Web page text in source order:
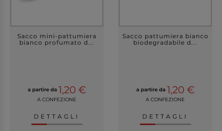
Sacco mini-pattumiera
bianco profumato d...
a partire da 1,20 €
A CONFEZIONE
DETTAGLI
Sacco pattumiera bianco
biodegradabile d...
a partire da 1,20 €
A CONFEZIONE
DETTAGLI